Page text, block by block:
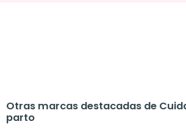
Otras marcas destacadas de
parto